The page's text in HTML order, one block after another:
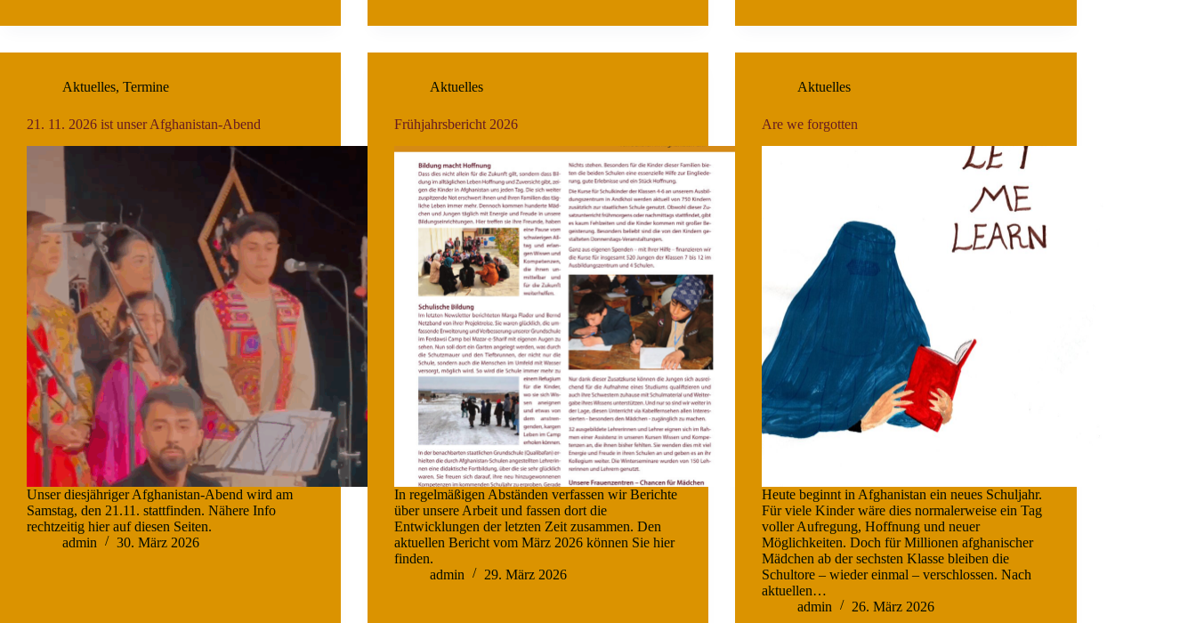
Aktuelles, Termine
21. 11. 2026 ist unser Afghanistan-Abend
Unser diesjähriger Afghanistan-Abend wird am
Samstag, den 21.11. stattfinden. Nähere Info
rechtzeitig hier auf diesen Seiten.
admin
30. März 2026
Aktuelles
Frühjahrsbericht 2026
In regelmäßigen Abständen verfassen wir Berichte
über unsere Arbeit und fassen dort die
Entwicklungen der letzten Zeit zusammen. Den
aktuellen Bericht vom März 2026 können Sie hier
finden.
admin
29. März 2026
Aktuelles
Are we forgotten
Heute beginnt in Afghanistan ein neues Schuljahr.
Für viele Kinder wäre dies normalerweise ein Tag
voller Aufregung, Hoffnung und neuer
Möglichkeiten. Doch für Millionen afghanischer
Mädchen ab der sechsten Klasse bleiben die
Schultore – wieder einmal – verschlossen. Nach
aktuellen…
admin
26. März 2026